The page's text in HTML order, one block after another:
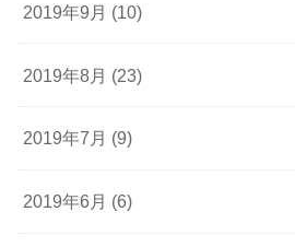
2019年9月 (10)
2019年8月 (23)
2019年7月 (9)
2019年6月 (6)